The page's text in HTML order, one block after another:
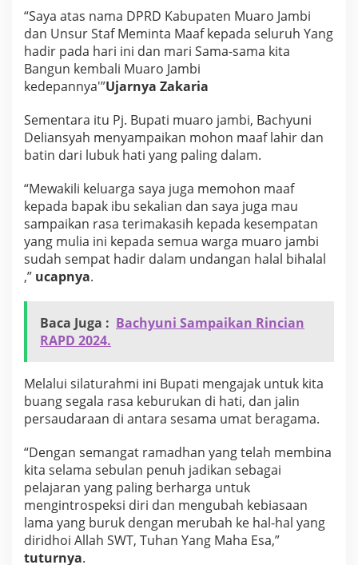
p
a
t
e
n
M
a
r
o
J
m
b
i
“Saya atas nama DPRD Kabupaten Muaro Jambi
dan Unsur Staf Meminta Maaf kepada seluruh Yang
hadir pada hari ini dan mari Sama-sama kita
Bangun kembali Muaro Jambi
kedepannya'”Ujarnya Zakaria
Sementara itu Pj. Bupati muaro jambi, Bachyuni
Deliansyah menyampaikan mohon maaf lahir dan
batin dari lubuk hati yang paling dalam.
“Mewakili keluarga saya juga memohon maaf
kepada bapak ibu sekalian dan saya juga mau
sampaikan rasa terimakasih kepada kesempatan
yang mulia ini kepada semua warga muaro jambi
sudah sempat hadir dalam undangan halal bihalal
,” ucapnya.
Baca Juga : Bachyuni Sampaikan Rincian
RAPD 2024.
Melalui silaturahmi ini Bupati mengajak untuk kita
buang segala rasa keburukan di hati, dan jalin
persaudaraan di antara sesama umat beragama.
“Dengan semangat ramadhan yang telah membina
kita selama sebulan penuh jadikan sebagai
pelajaran yang paling berharga untuk
mengintrospeksi diri dan mengubah kebiasaan
lama yang buruk dengan merubah ke hal-hal yang
diridhoi Allah SWT, Tuhan Yang Maha Esa,”
tuturnya.